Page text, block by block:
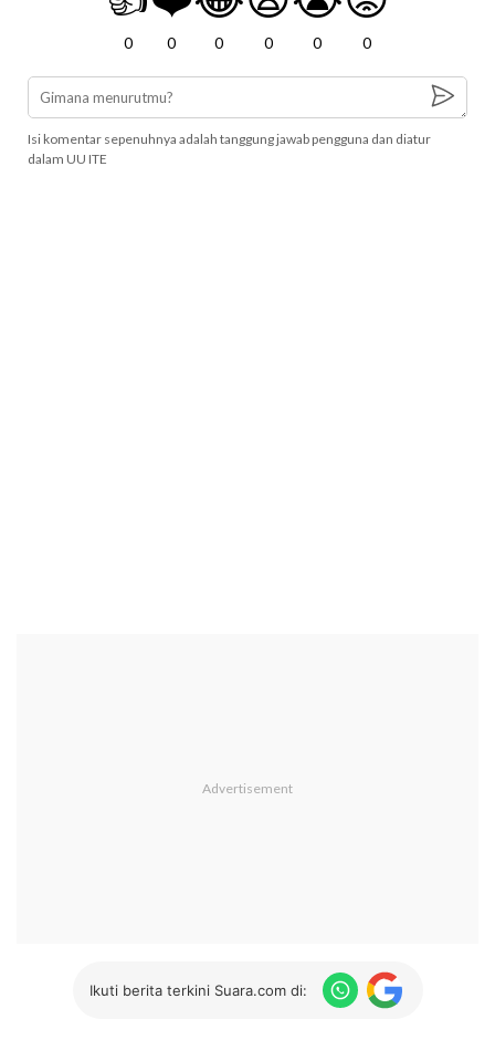
0 0 0 0 0 0
Isi komentar sepenuhnya adalah tanggung jawab pengguna dan diatur
dalam UU ITE
Ikuti berita terkini Suara.com di: